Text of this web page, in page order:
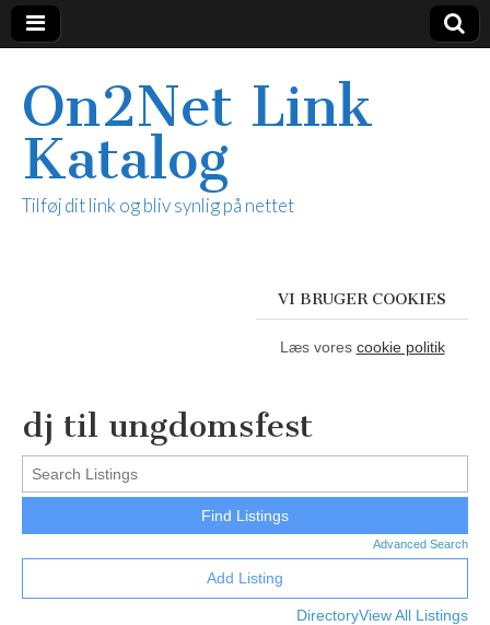
On2Net Link
Katalog
Tilføj dit link og bliv synlig på nettet
VI BRUGER COOKIES
Læs vores cookie politik
dj til ungdomsfest
Advanced Search
DirectoryView All Listings
Add Listing